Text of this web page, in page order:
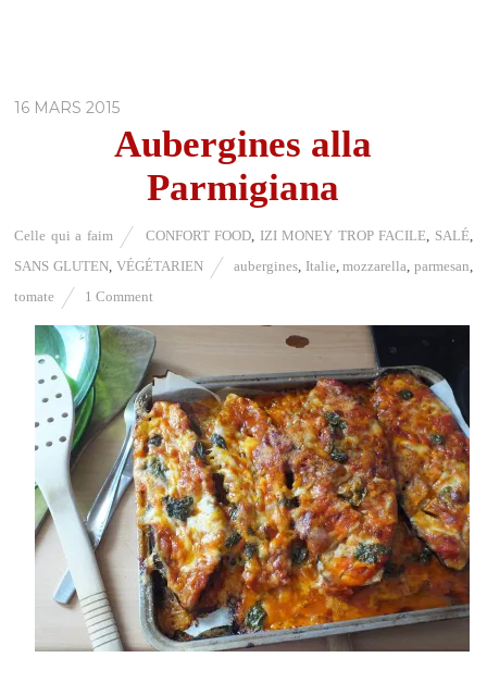
16 MARS 2015
Aubergines alla
Parmigiana
Celle qui a faim CONFORT FOOD IZI MONEY TROP FACILE SALÉ,
SANS GLUTEN, VÉGÉTARIEN aubergines Italie ,mozzarella parmesan
tomate
1 Comment